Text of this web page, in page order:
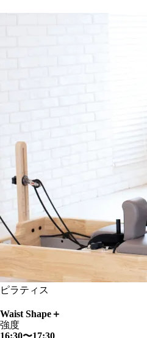
ピラティス
Waist Shape＋
強度
16:30〜17:30